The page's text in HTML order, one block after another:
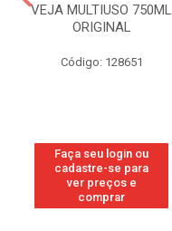
VEJA MULTIUSO 750ML
ORIGINAL
Código: 128651
Faça seu login ou
cadastre-se para
ver preços e
comprar